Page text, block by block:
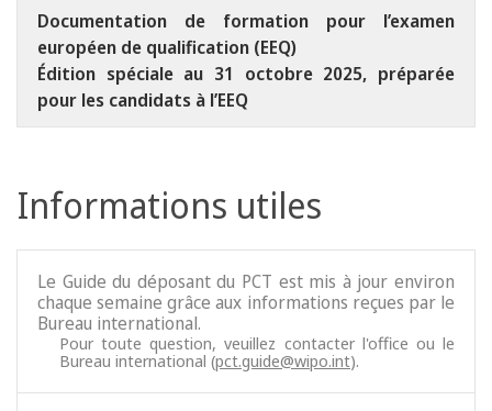
Documentation de formation pour l’examen
européen de qualification (EEQ)
Édition spéciale au 31 octobre 2025, préparée
pour les candidats à l’EEQ
Informations utiles
Le Guide du déposant du PCT est mis à jour environ
chaque semaine grâce aux informations reçues par le
Bureau international.
Pour toute question, veuillez contacter l'office ou le
Bureau international (pct.guide@wipo.int).